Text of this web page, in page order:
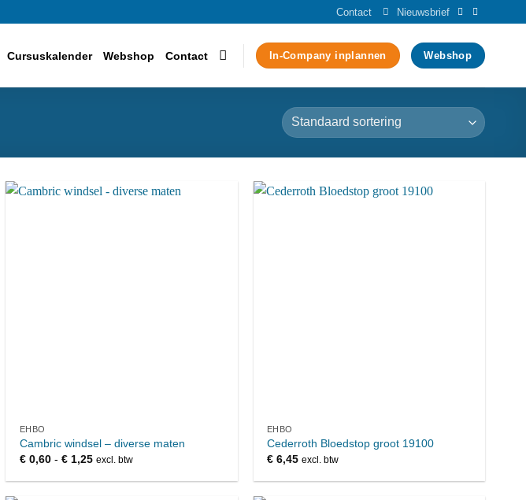
Contact Nieuwsbrief
Cursuskalender Webshop Contact In-Company inplannen Webshop
EHBO
Cambric windsel – diverse maten
€0,60 - €1,25Prijsklasse:
tot
excl. btw
EHBO
Cederroth Bloedstop groot 19100
€6,45 excl. btw